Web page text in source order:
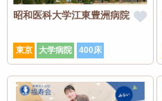
昭和医科大学江東豊洲病院
東京 大学病院 400床